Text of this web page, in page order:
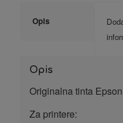
Opis
Opis
Originalna tinta
Za printere: